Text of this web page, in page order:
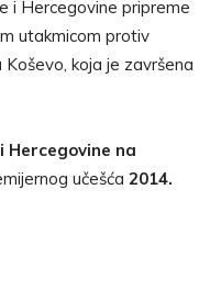
i Hercegovine pripreme
utakmicom protiv
koja je završena
Hercegovine na
učešća 2014.